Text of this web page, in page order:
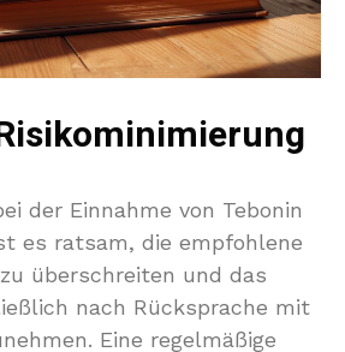
der Einnahme von Tebonin
es ratsam, die empfohlene
überschreiten und das
nach Rücksprache mit
Eine regelmäßige